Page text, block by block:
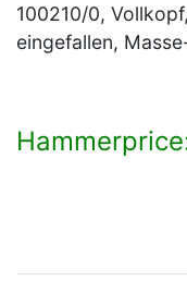
100210/0,
eingefallen,